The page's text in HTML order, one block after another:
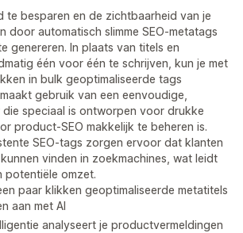
te besparen en de zichtbaarheid van je
door automatisch slimme SEO-metatags
genereren. In plaats van titels en
één voor één te schrijven, kun je met
in bulk geoptimaliseerde tags
gebruik van een eenvoudige,
speciaal is ontworpen voor drukke
product-SEO makkelijk te beheren is.
SEO-tags zorgen ervoor dat klanten
vinden in zoekmachines, wat leidt
potentiële omzet.
paar klikken geoptimaliseerde metatitels
aan met AI
analyseert je productvermeldingen